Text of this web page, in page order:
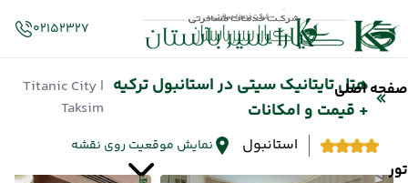
صفحه اصلی
تور
02152327
هتل تایتانیک سیتی در استانبول ترکیه
+ قیمت و امکانات
| Titanic City
Taksim
استانبول
نمایش موقعیت روی نقشه